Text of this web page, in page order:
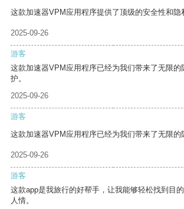
这款加速器VPM应用程序提供了顶级的安全性和隐
2025-09-26
游客
这款加速器VPM应用程序已经为我们带来了无限的
护。
2025-09-26
游客
这款加速器VPM应用程序已经为我们带来了无限的
2025-09-26
游客
这款app是我旅行的好帮手，让我能够轻松找到目
人情。